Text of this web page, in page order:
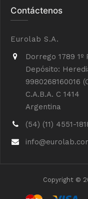
Contáctenos
Eurolab S.A.
Dorrego 1789 1º
Depósito:
9980268160016
C.A.B.A. C 1414
Argentina
(54) (11) 4551-
Copyright ©